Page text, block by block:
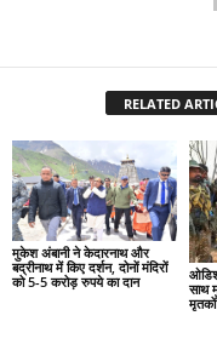
RELATED
मुकेश अंबानी ने केदारनाथ और
बद्रीनाथ में किए दर्शन, दोनों मंदिरों
को 5-5 करोड़ रुपये का दान
साथ
मृतकों